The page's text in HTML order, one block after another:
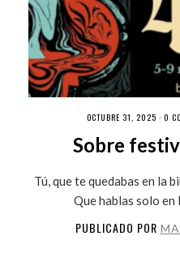
OCTUBRE 31, 2025 · 0
Sobre
Tú, que te quedabas en la
Que hablas solo en
PUBLICADO POR